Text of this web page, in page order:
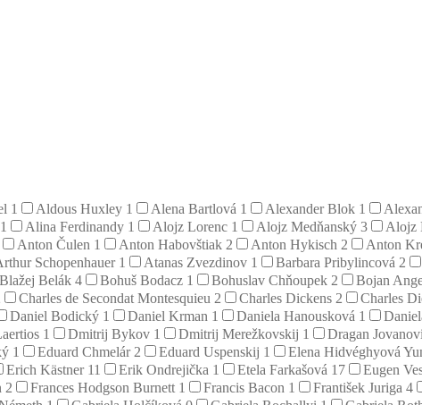
1 Aldous Huxley 1 Alena Bartlová 1 Alexander Blok 1
1 Alina Ferdinandy 1 Alojz Lorenc 1 Alojz Medňanský 3 Alojz
Anton Čulen 1 Anton Habovštiak 2 Anton Hykisch 2 Anton
Schopenhauer 1 Atanas Zvezdinov 1 Barbara Pribylincová 2
Blažej Belák 4 Bohuš Bodacz 1 Bohuslav Chňoupek 2 Bojan
Charles de Secondat Montesquieu 2 Charles Dickens 2 Charles
Daniel Bodický 1 Daniel Krman 1 Daniela Hanousková 1
1 Dmitrij Bykov 1 Dmitrij Merežkovskij 1 Dragan
1 Eduard Chmelár 2 Eduard Uspenskij 1 Elena Hidvéghyová
Erich Kästner 11 Erik Ondrejička 1 Etela Farkašová 17 Eugen
2 Frances Hodgson Burnett 1 Francis Bacon 1 František Juriga 4